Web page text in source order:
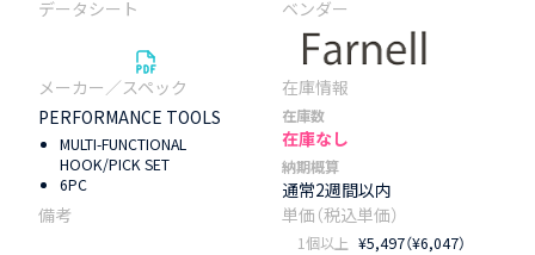
PERFORMANCE TOOLS
MULTI-FUNCTIONAL
HOOK/PICK SET
6PC
在庫数
在庫なし
納期概算
通常2週間以内
1個以上 ¥5,497（¥6,047）